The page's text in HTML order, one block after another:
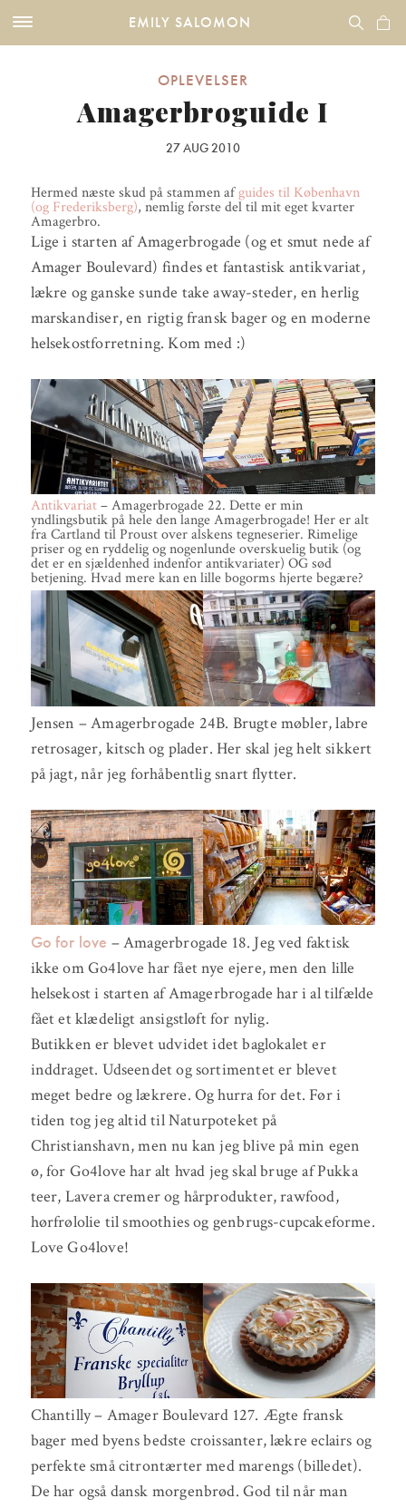
EMILY SALOMON
OPLEVELSER
Amagerbroguide I
27 AUG 2010
Hermed næste skud på stammen afguides til København
(og Frederiksberg), nemlig første del til mit eget kvarter
Amagerbro.
Lige i starten af Amagerbrogade (og et smut nede af
Amager Boulevard) findes et fantastisk antikvariat,
lækre og ganske sunde take away-steder, en herlig
marskandiser, en rigtig fransk bager og en moderne
helsekostforretning. Kom med :)
Antikvariat– Amagerbrogade 22. Dette er min
yndlingsbutik på hele den lange Amagerbrogade! Her er alt
fra Cartland til Proust over alskens tegneserier. Rimelige
priser og en ryddelig og nogenlunde overskuelig butik (og
det er en sjældenhed indenfor antikvariater) OG sød
betjening. Hvad mere kan en lille bogorms hjerte begære?
Jensen – Amagerbrogade 24B. Brugte møbler, labre
retrosager, kitsch og plader. Her skal jeg helt sikkert
på jagt, når jeg forhåbentlig snart flytter.
Go for love – Amagerbrogade 18. Jeg ved faktisk
ikke om Go4love har fået nye ejere, men den lille
helsekost i starten af Amagerbrogade har i al tilfælde
fået et klædeligt ansigstløft for nylig.
Butikken er blevet udvidet idet baglokalet er
inddraget. Udseendet og sortimentet er blevet
meget bedre og lækrere. Og hurra for det. Før i
tiden tog jeg altid til Naturpoteket på
Christianshavn, men nu kan jeg blive på min egen
ø, for Go4love har alt hvad jeg skal bruge af Pukka
teer, Lavera cremer og hårprodukter, rawfood,
hørfrølolie til smoothies og genbrugs-cupcakeforme.
Love Go4love!
Chantilly – Amager Boulevard 127. Ægte fransk
bager med byens bedste croissanter, lækre eclairs og
perfekte små citrontærter med marengs (billedet).
De har også dansk morgenbrød. God til når man